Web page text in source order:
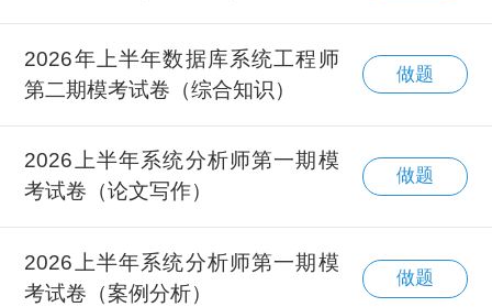
2026年上半年数据库系统工程师
第二期模考试卷（综合知识）
做题
2026上半年系统分析师第一期模
考试卷（论文写作）
做题
2026上半年系统分析师第一期模
考试卷（案例分析）
做题